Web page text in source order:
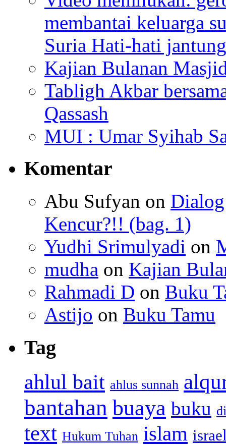
membantai keluarga
Suria Hati-hati
Kajian Bulanan
Tabligh Akbar
Qassash
MUI : Umar Syihab
Komentar
Abu Sufyan on
Kencur?!! (bag. 1)
Yudhi Srimulyadi on
mudha on Kajian
Rahmadi D on Buku
Astijo on Buku Tamu
Tag
ahlul bait ahlus sunnah
bantahan buaya buku
text Hukum Tuhan islam